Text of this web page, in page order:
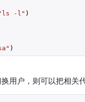
-l" )
)
户，则可以把相关代